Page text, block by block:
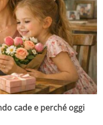
cade e perché oggi